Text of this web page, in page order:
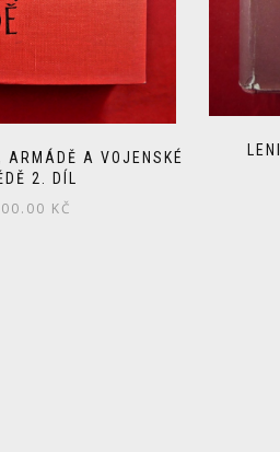
ARMÁDĚ A VOJENSKÉ
2. DÍL
KČ